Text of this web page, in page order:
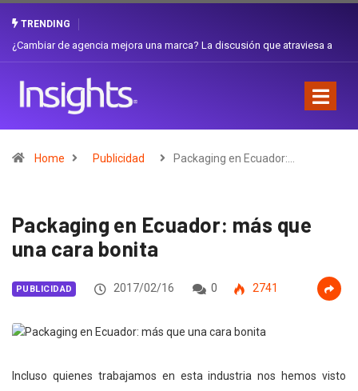
TRENDING
¿Cambiar de agencia mejora una marca? La discusión que atraviesa a
Home Publicidad Packaging en Ecuador:…
Packaging en Ecuador: más que
una cara bonita
PUBLICIDAD 2017/02/16 0 2741
Incluso quienes trabajamos en esta industria nos hemos visto